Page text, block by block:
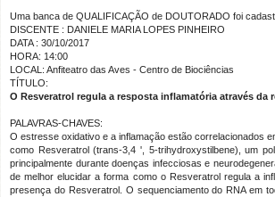
Uma banca de QUALIFICAÇÃO de DOUTORADO foi
DISCENTE : DANIELE MARIA LOPES PINHEIRO
DATA : 30/10/2017
HORA: 14:00
LOCAL: Anfiteatro das Aves - Centro de Biociências
TÍTULO:
O Resveratrol regula a resposta inflamatória através da
PALAVRAS-CHAVES:
O estresse oxidativo e a inflamação estão correlacionados
como Resveratrol (trans-3,4 ', 5-trihydroxystilbene), um
principalmente durante doenças infecciosas e
de melhor elucidar a forma como o Resveratrol regula a
presença do Resveratrol. O sequenciamento do RNA em